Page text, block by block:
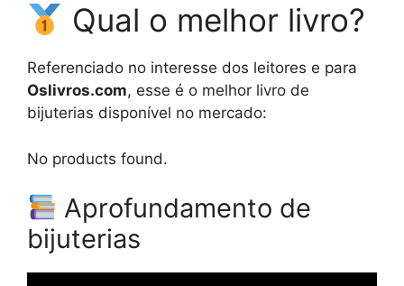
Qual o melhor livro?
Referenciado no interesse dos leitores e para
Oslivros.com, esse é o melhor livro de
bijuterias disponível no mercado:
No products found.
Aprofundamento de
bijuterias